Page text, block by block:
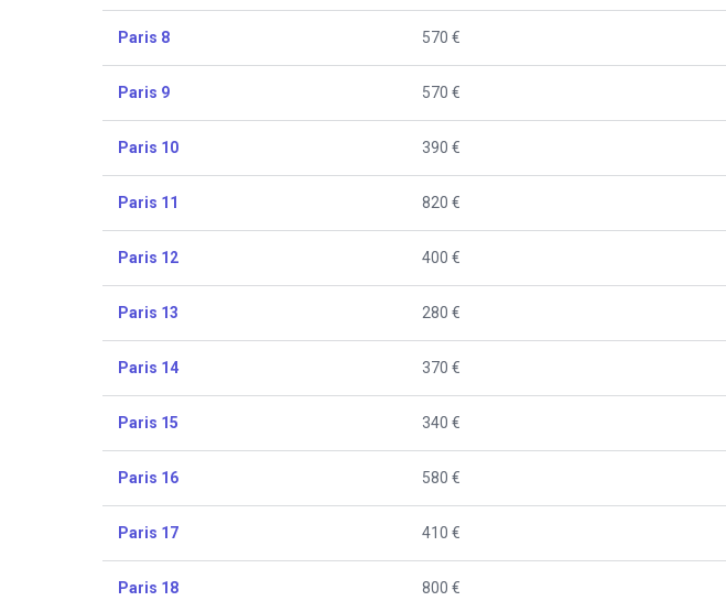
Paris 8 570 €
Paris 9 570 €
Paris 10 390 €
Paris 11 820 €
Paris 12 400 €
Paris 13 280 €
Paris 14 370 €
Paris 15 340 €
Paris 16 580 €
Paris 17 410 €
Paris 18 800 €